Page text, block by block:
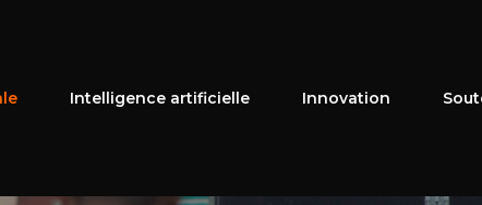
Intelligence artificielle Innovation